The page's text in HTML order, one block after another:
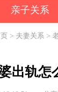
亲子关系
关于
> 夫妻关系 >
出轨怎